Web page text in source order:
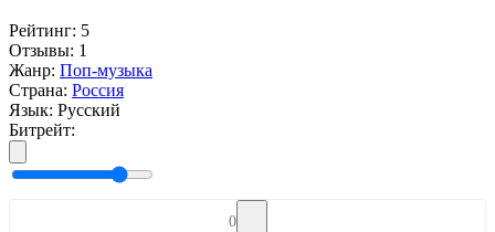
Рейтинг: 5
Отзывы: 1
Жанр: Поп-музыка
Страна: Россия
Язык: Русский
Битрейт:
0